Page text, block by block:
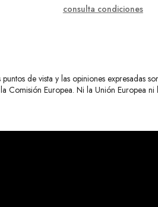
consulta condiciones
de vista y las opiniones expresadas
Comisión Europea. Ni la Unión Europea ni